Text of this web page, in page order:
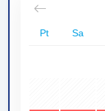
Pt Sa